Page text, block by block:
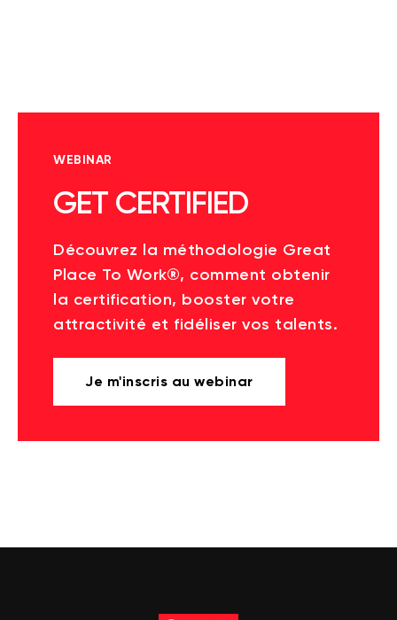
WEBINAR
GET CERTIFIED
Découvrez la méthodologie Great
Place To Work®, comment obtenir
la certification, booster votre
attractivité et fidéliser vos talents.
Je m'inscris au webinar